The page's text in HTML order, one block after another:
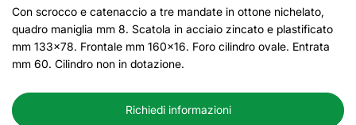
Con scrocco e catenaccio a tre mandate in ottone nichelato,
quadro maniglia mm 8. Scatola in acciaio zincato e plastificato
mm 133x78. Frontale mm 160x16. Foro cilindro ovale. Entrata
mm 60. Cilindro non in dotazione.
Richiedi informazioni